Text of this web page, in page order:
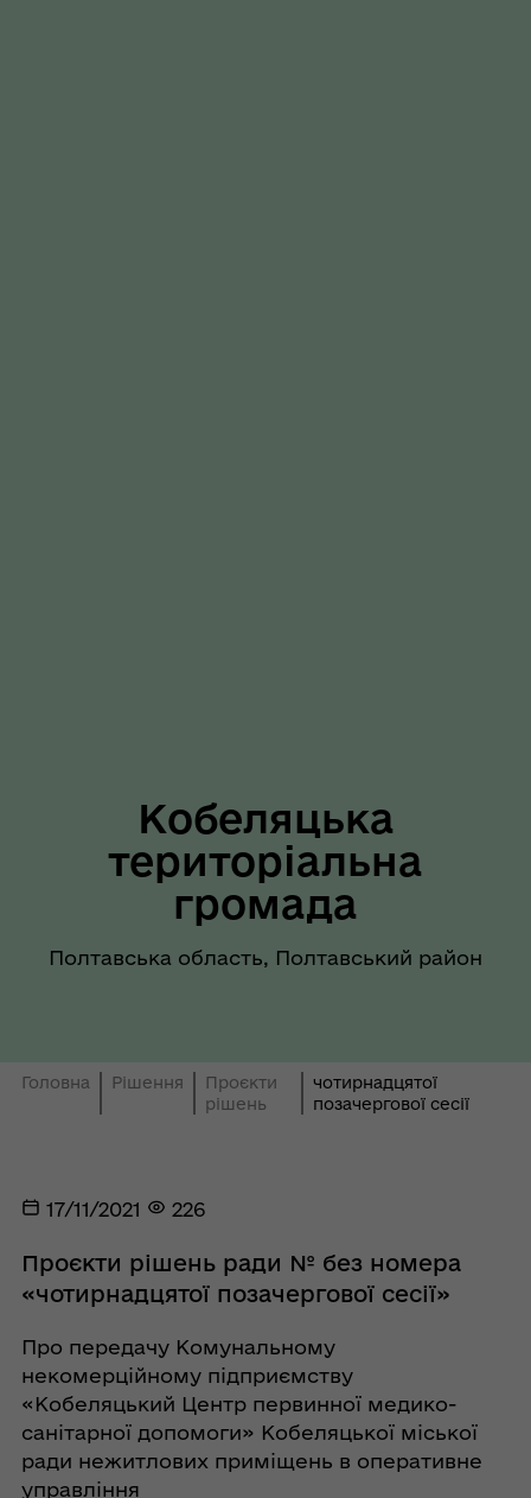
Кобеляцька
територіальна
громада
Полтавська область, Полтавський район
Головна Рішення
Проєкти
рішень
чотирнадцятої
позачергової сесії
17/11/2021 226
Проєкти рішень ради № без номера
«чотирнадцятої позачергової сесії»
Про передачу Комунальному
некомерційному підприємству
«Кобеляцький Центр первинної медико-
санітарної допомоги» Кобеляцької міської
ради нежитлових приміщень в оперативне
управління